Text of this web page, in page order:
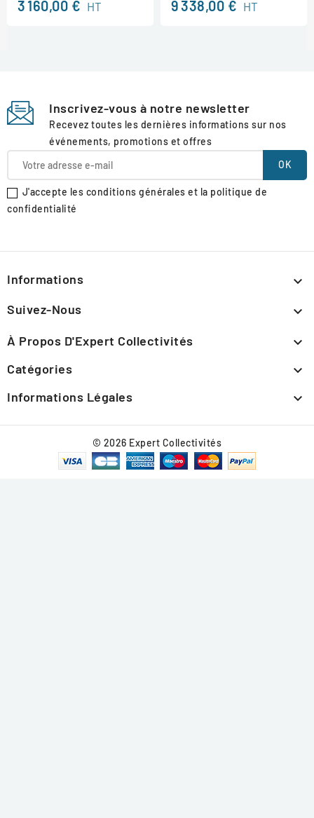
3 160,00 € HT 9 338,00 € HT
Inscrivez-vous à notre newsletter
Recevez toutes les dernières informations sur nos
événements, promotions et offres
J'accepte les conditions générales et la politique de
confidentialité
Informations 
Suivez-Nous 
À Propos D'Expert Collectivités 
Catégories 
Informations Légales 
© 2026 Expert Collectivités